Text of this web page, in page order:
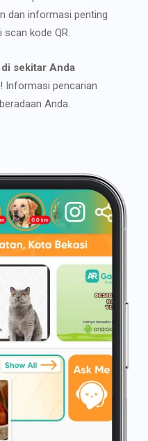
dan informasi penting
scan kode QR.
sekitar Anda
Informasi pencarian
Anda.